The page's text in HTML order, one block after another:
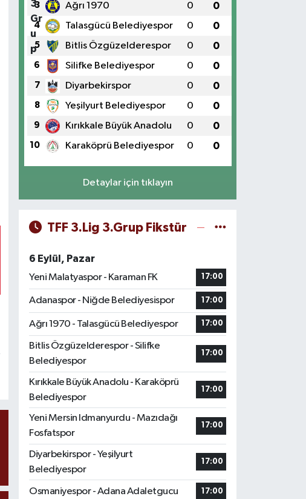
3 Ağrı 1970 0 0
4 Talasgücü Belediyespor 0 0
5 Bitlis Özgüzelderespor 0 0
6 Silifke Belediyespor 0 0
7 Diyarbekirspor 0 0
8 Yeşilyurt Belediyespor 0 0
9 Kırıkkale Büyük Anadolu 0 0
10 Karaköprü Belediyespor 0 0
Detaylar için tıklayın
TFF 3.Lig 3.Grup Fikstür
6 Eylül, Pazar
Yeni Malatyaspor - Karaman FK
17:00
Adanaspor - Niğde Belediyesispor 17:00
Ağrı 1970 - Talasgücü Belediyespor 17:00
Bitlis Özgüzelderespor - Silifke
Belediyespor
17:00
Kırıkkale Büyük Anadolu - Karaköprü
Belediyespor
17:00
Yeni Mersin Idmanyurdu - Mazıdağı
Fosfatspor
17:00
Diyarbekirspor - Yeşilyurt
Belediyespor
17:00
Osmaniyespor - Adana Adaletgucu 17:00